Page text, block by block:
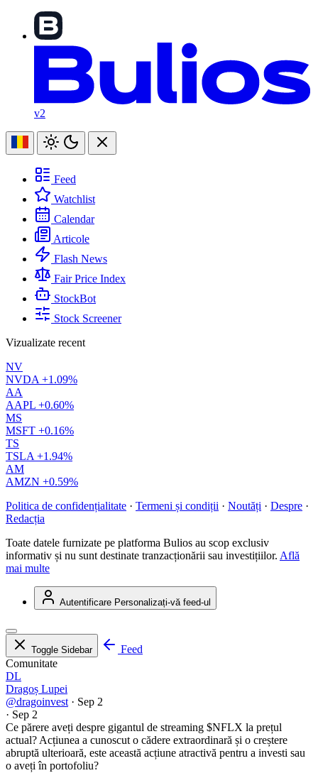
v2
Feed
Watchlist
Calendar
Articole
Flash News
Fair Price Index
StockBot
Stock Screener
Vizualizate recent
NV
NVDA +1.09%
AA
AAPL +0.60%
MS
MSFT +0.16%
TS
TSLA +1.94%
AM
AMZN +0.59%
Politica de confidențialitate · Termeni și condiții · Noutăți · Despre ·
Redacția
Toate datele furnizate pe platforma Bulios au scop exclusiv
informativ și nu sunt destinate tranzacționării sau investițiilor. Află
mai multe
Autentificare Personalizați-vă feed-ul
Toggle Sidebar
Feed
Comunitate
DL
Dragoș Lupei
@dragoinvest · Sep 2
· Sep 2
Ce părere aveți despre gigantul de streaming $NFLX la prețul
actual? Acțiunea a cunoscut o cădere extraordinară și o creștere
abruptă ulterioară, este această acțiune atractivă pentru a investi sau
o aveți în portofoliu?